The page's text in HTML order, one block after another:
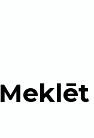
Meklēt